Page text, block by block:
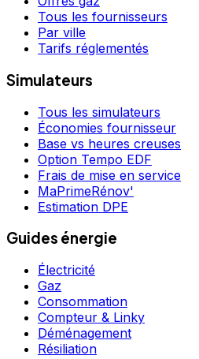
Tous les fournisseurs
Par ville
Tarifs réglementés
Simulateurs
Tous les simulateurs
Économies fournisseur
Base vs heures creuses
Option Tempo EDF
Frais de mise en service
MaPrimeRénov'
Estimation DPE
Guides énergie
Électricité
Gaz
Consommation
Compteur & Linky
Déménagement
Résiliation